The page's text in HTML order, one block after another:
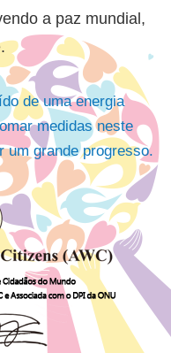
a paz mundial,
de uma energia
medidas neste
um grande progresso.